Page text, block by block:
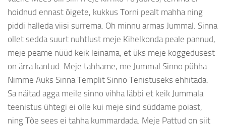
hoidnud ennast õigete, kukkus Torni pealt mahha ning
piddi halleda viisi surrema. Oh minnu armas Jummal. Sinna
ollet sedda suurt nuhtlust meje Kihelkonda peale pannud,
meje peame nüüd keik leinama, et üks meje koggedusest
on ärra kantud. Meje tahhame, me Jummal Sinno pühha
Nimme Auks Sinna Templit Sinno Tenistuseks ehhitada.
Sa näitad agga meile sinno vihha läbbi et keik Jummala
teenistus ühtegi ei olle kui meje sind süddame poiast,
ning Tõe sees ei tahha kummardada. Meje Pattud on siit